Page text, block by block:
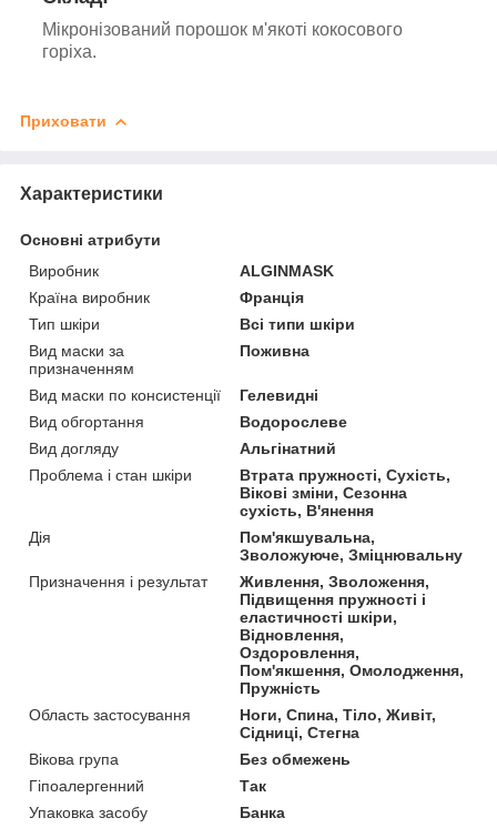
Мікронізований порошок м'якоті кокосового
горіха.
Приховати
Характеристики
Основні атрибути
Виробник
ALGINMASK
Країна виробник
Франція
Тип шкіри
Всі типи шкіри
Вид маски за
призначенням
Поживна
Вид маски по консистенції
Гелевидні
Вид обгортання
Водорослеве
Вид догляду
Альгінатний
Проблема і стан шкіри
Втрата пружності, Сухість,
Вікові зміни, Сезонна
сухість, В'янення
Дія
Пом'якшувальна,
Зволожуюче, Зміцнювальну
Призначення і результат
Живлення, Зволоження,
Підвищення пружності і
еластичності шкіри,
Відновлення,
Оздоровлення,
Пом'якшення, Омолодження,
Пружність
Область застосування
Ноги, Спина, Тіло, Живіт,
Сідниці, Стегна
Вікова група
Без обмежень
Гіпоалергенний
Так
Упаковка засобу
Банка